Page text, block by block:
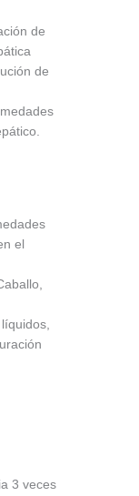
de
de
el
3 veces